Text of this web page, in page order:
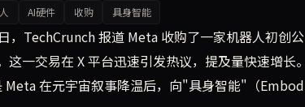
AI硬件 收购 具身智能
月1日报道，Meta 收购了一家机器人初创公司，
，TechCrunch 报道 Meta 收购了一家机器人初创
这一交易在 X 平台迅速引发热议，提及量快速增
Meta 在元宇宙叙事降温后，向"具身智能"（